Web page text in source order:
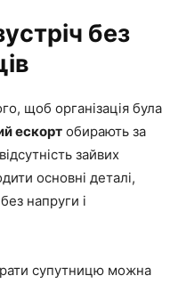
без
щоб організація була
ескорт обирають за
зайвих
основні деталі,
напруги і
супутницю можна